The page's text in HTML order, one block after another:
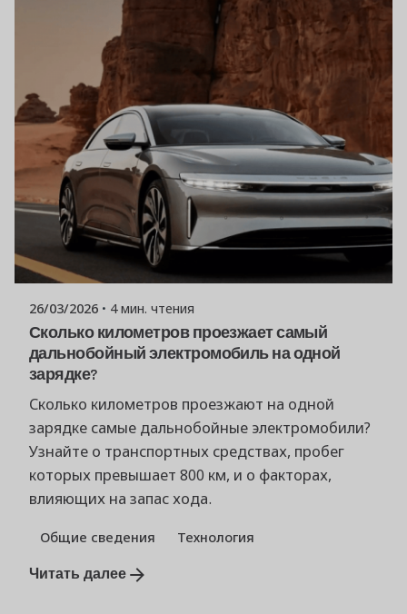
Опубликовано
Команда Powerşarj
26/03/2026 4 мин. чтения
Сколько километров проезжает самый
дальнобойный электромобиль на одной
зарядке?
Сколько километров проезжают на одной
зарядке самые дальнобойные электромобили?
Узнайте о транспортных средствах, пробег
которых превышает 800 км, и о факторах,
влияющих на запас хода.
Общие сведения Технология
Читать далее